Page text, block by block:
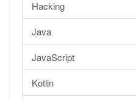
Hacking
Java
JavaScript
Kotlin